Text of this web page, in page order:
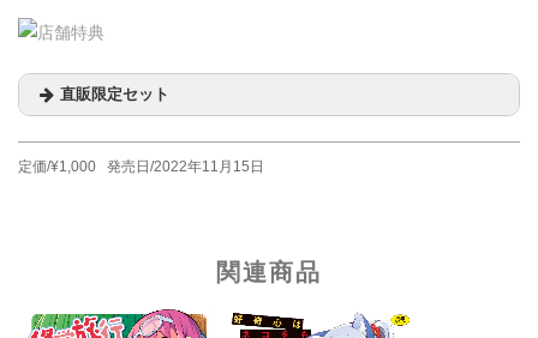
直販限定セット
定価/¥1,000 発売日/2022年11月15日
関連商品